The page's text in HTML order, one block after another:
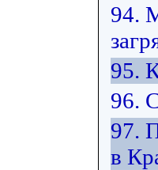
94.
95.
96.
97.
в